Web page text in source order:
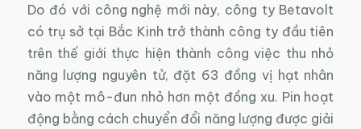
Do đó với công nghệ mới này, công ty Betavolt
có trụ sở tại Bắc Kinh trở thành công ty đầu tiên
trên thế giới thực hiện thành công việc thu nhỏ
năng lượng nguyên tử, đặt 63 đồng vị hạt nhân
vào một mô-đun nhỏ hơn một đồng xu. Pin hoạt
động bằng cách chuyển đổi năng lượng được giải